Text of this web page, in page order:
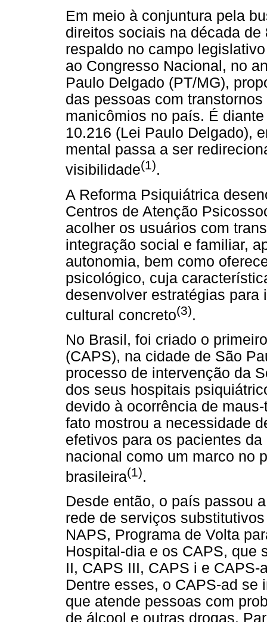
Em meio à conjuntura pela
direitos sociais na década
respaldo no campo
ao Congresso Nacional, no
Paulo Delgado (PT/MG),
das pessoas com
manicômios no país. É
10.216 (Lei Paulo Delgado),
mental passa a ser
visibilidade(1).
A Reforma Psiquiátrica
Centros de Atenção
acolher os usuários com
integração social e familiar,
autonomia, bem como
psicológico, cuja
desenvolver estratégias
cultural concreto(3).
No Brasil, foi criado o
(CAPS), na cidade de São
processo de intervenção da
dos seus hospitais
devido à ocorrência de
fato mostrou a necessidade
efetivos para os pacientes
nacional como um marco no
brasileira(1).
Desde então, o país passou
rede de serviços
NAPS, Programa de Volta
Hospital-dia e os CAPS, que
II, CAPS III, CAPS i e
Dentre esses, o CAPS-ad
que atende pessoas com
de álcool e outras drogas.